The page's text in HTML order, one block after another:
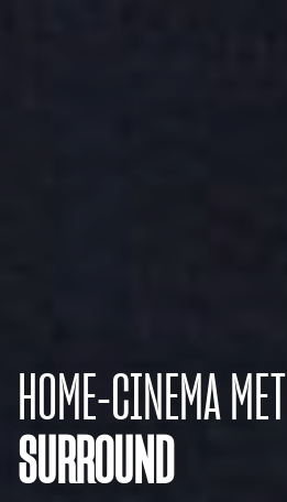
HOME-CINEMA MET
SURROUND